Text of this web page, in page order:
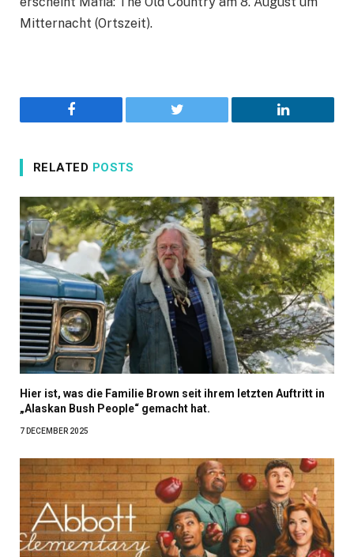
Mitternacht (Ortszeit).
Facebook Twitter LinkedIn
RELATED POSTS
Hier ist, was die Familie Brown seit ihrem letzten Auftritt in
„Alaskan Bush People“ gemacht hat.
7 DECEMBER 2025